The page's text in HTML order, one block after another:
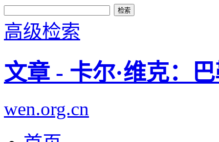
高级检索
文章 - 卡尔·维克：
wen.org.cn